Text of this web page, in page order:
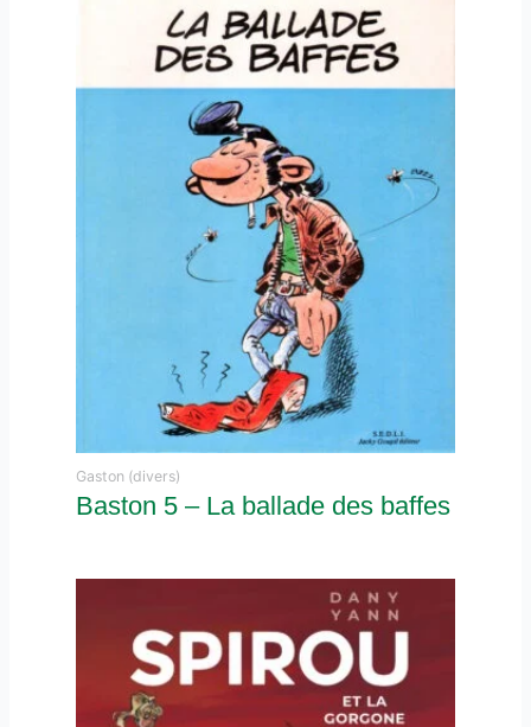
Gaston (divers)
Baston 5 – La ballade des baffes